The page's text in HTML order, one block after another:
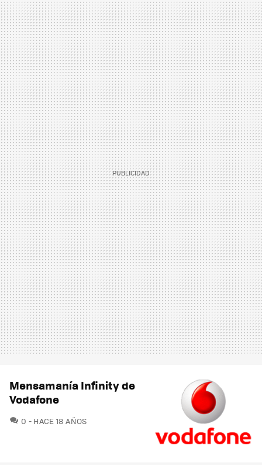
Mensamanía Infinity de
Vodafone
0 COMENTARIOS
HACE 18 AÑOS